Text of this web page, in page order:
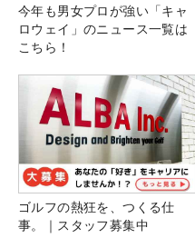
今年も男女プロが強い「キャ
ロウェイ」のニュース一覧は
こちら！
ゴルフの熱狂を、つくる仕
事。｜スタッフ募集中